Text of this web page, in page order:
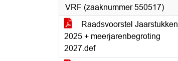
VRF (zaaknummer 550517)
Raadsvoorstel Jaarstukken
2025 + meerjarenbegroting
2027.def